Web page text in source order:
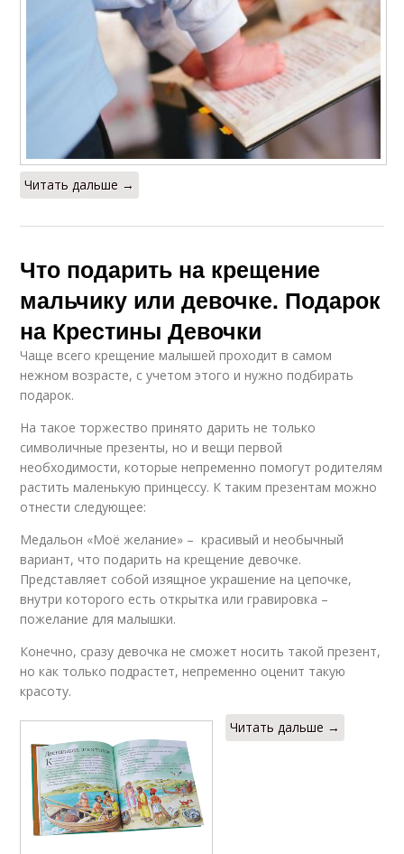
Читать дальше →
Что подарить на крещение
мальчику или девочке. Подарок
на Крестины Девочки
Чаще всего крещение малышей проходит в самом
нежном возрасте, с учетом этого и нужно подбирать
подарок.
На такое торжество принято дарить не только
символичные презенты, но и вещи первой
необходимости, которые непременно помогут родителям
растить маленькую принцессу. К таким презентам можно
отнести следующее:
Медальон «Моё желание» – красивый и необычный
вариант, что подарить на крещение девочке.
Представляет собой изящное украшение на цепочке,
внутри которого есть открытка или гравировка –
пожелание для малышки.
Конечно, сразу девочка не сможет носить такой презент,
но как только подрастет, непременно оценит такую
красоту.
Читать дальше →